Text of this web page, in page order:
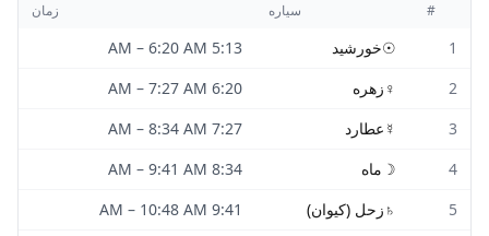
# سیاره زمان
1
☉خورشید 5:13 AM
– 6:20 AM
2
♀ زهره 6:20 AM
– 7:27 AM
3
☿ عطارد 7:27 AM
– 8:34 AM
4
☽ ماه 8:34 AM
– 9:41 AM
5
♄ زحل (کیوان) 9:41 AM
– 10:48 AM